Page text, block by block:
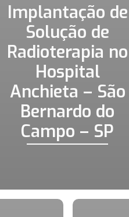
Implantação de
Solução de
Radioterapia no
Hospital
Anchieta – São
Bernardo do
Campo – SP